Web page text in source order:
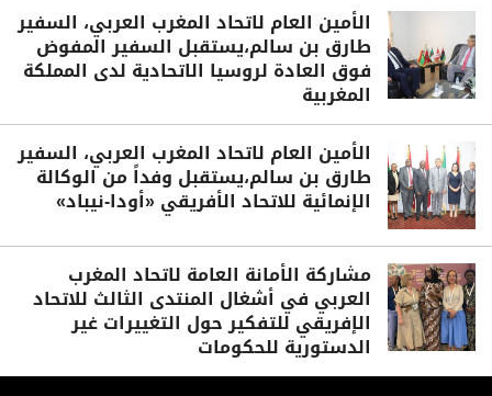
الأمين العام لاتحاد المغرب العربي، السفير
طارق بن سالم،يستقبل السفير المفوض
فوق العادة لروسيا الاتحادية لدى المملكة
المغربية
الأمين العام لاتحاد المغرب العربي، السفير
طارق بن سالم،يستقبل وفداً من الوكالة
الإنمائية للاتحاد الأفريقي «أودا-نيباد»
مشاركة الأمانة العامة لاتحاد المغرب
العربي في أشغال المنتدى الثالث للاتحاد
الإفريقي للتفكير حول التغييرات غير
الدستورية للحكومات